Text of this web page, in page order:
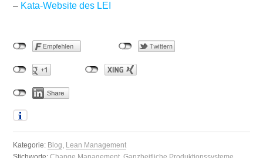
– Kata-Website des LEI
Kategorie: Blog, Lean Management